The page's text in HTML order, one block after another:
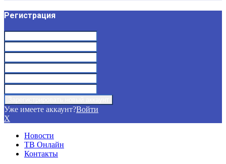
Регистрация
Уже имеете аккаунт?Войти
X
Новости
ТВ Онлайн
Контакты